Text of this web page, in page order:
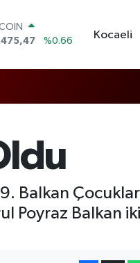
%0.05
%0.18
%0
Kocaeli
Balkan
Poyraz Balkan